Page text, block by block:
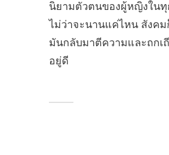
นิยามตัวตนของผู้หญิงในทุ
ไม่ว่าจะนานแค่ไหน สังคม
มันกลับมาตีความและถกเ
อยู่ดี